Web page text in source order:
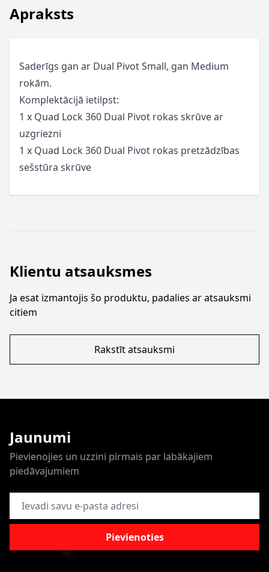
Apraksts
Saderīgs gan ar Dual Pivot Small, gan Medium
rokām.
Komplektācijā ietilpst:
1 x Quad Lock 360 Dual Pivot rokas skrūve ar
uzgriezni
1 x Quad Lock 360 Dual Pivot rokas pretzādzības
sešstūra skrūve
Klientu atsauksmes
Ja esat izmantojis šo produktu, padalies ar atsauksmi
citiem
Rakstīt atsauksmi
Jaunumi
Pievienojies un uzzini pirmais par labākajiem
piedāvajumiem
E-pasta adrese
Pievienoties